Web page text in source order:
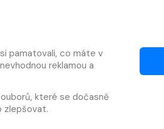
pamatovali, co máte v
reklamou a
které se dočasně
zlepšovat.